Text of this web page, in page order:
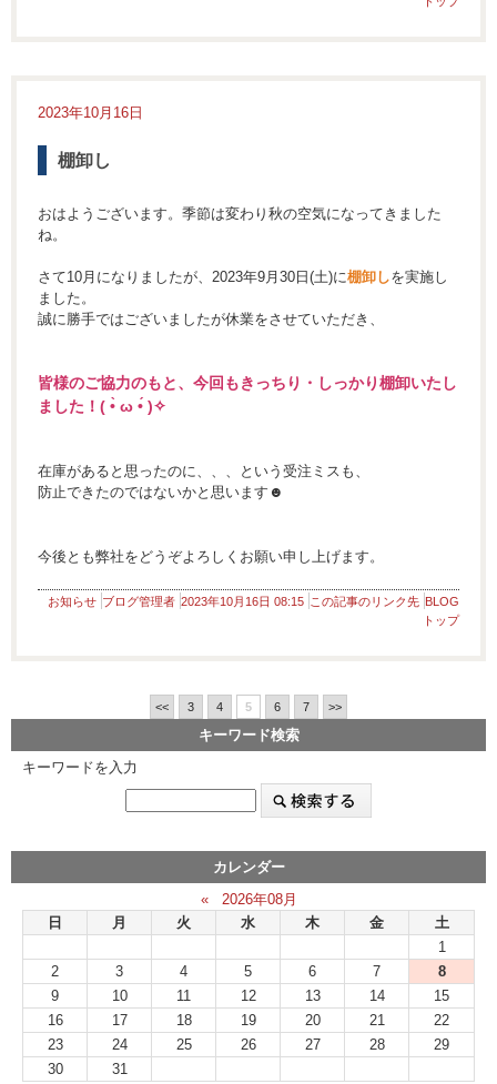
2023年10月16日
棚卸し
おはようございます。季節は変わり秋の空気になってきました
ね。
さて10月になりましたが、2023年9月30日(土)に棚卸しを実施し
ました。
誠に勝手ではございましたが休業をさせていただき、
皆様のご協力のもと、今回もきっちり・しっかり棚卸いたし
ました！ ( •̀ ω •́ )✧
在庫があると思ったのに、、、という受注ミスも、
防止できたのではないかと思います☻
今後とも弊社をどうぞよろしくお願い申し上げます。
お知らせ ブログ管理者 2023年10月16日 08:15 この記事のリンク先 BLOG
トップ
<< 3 4 5 6 7 >>
キーワード検索
キーワードを入力
カレンダー
«
2026年08月
日
月 火 水 木 金
土
1
2
3 4 5 6 7
8
9
10 11 12 13 14
15
16
17 18 19 20 21
22
23
24 25 26 27 28
29
30
31